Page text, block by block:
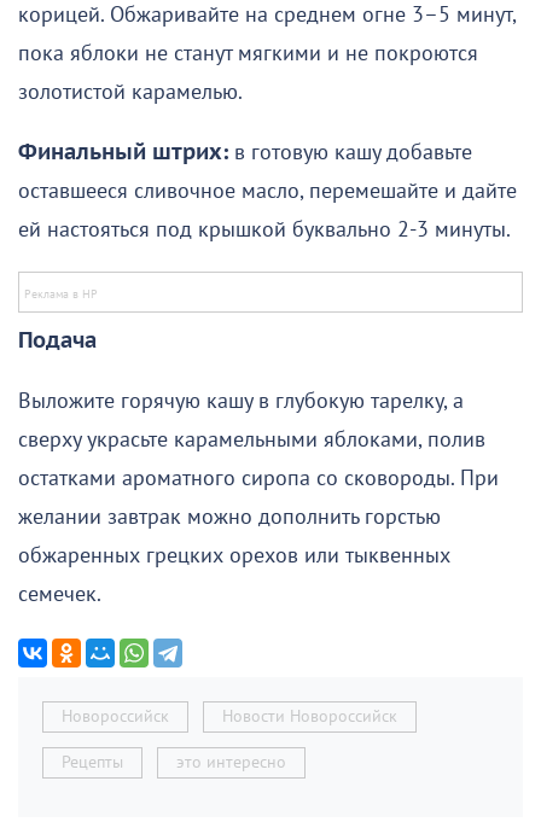
корицей. Обжаривайте на среднем огне 3–5 минут,
пока яблоки не станут мягкими и не покроются
золотистой карамелью.
Финальный штрих: в готовую кашу добавьте
оставшееся сливочное масло, перемешайте и дайте
ей настояться под крышкой буквально 2-3 минуты.
Подача
Выложите горячую кашу в глубокую тарелку, а
сверху украсьте карамельными яблоками, полив
остатками ароматного сиропа со сковороды. При
желании завтрак можно дополнить горстью
обжаренных грецких орехов или тыквенных
семечек.
Новороссийск Новости Новороссийск
Рецепты это интересно